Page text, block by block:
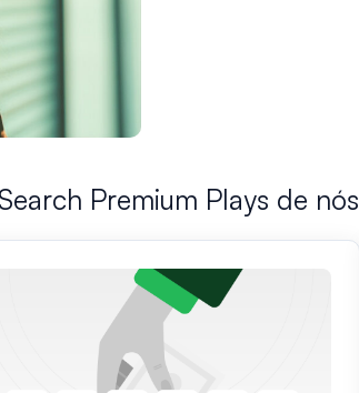
Premium Plays de nós